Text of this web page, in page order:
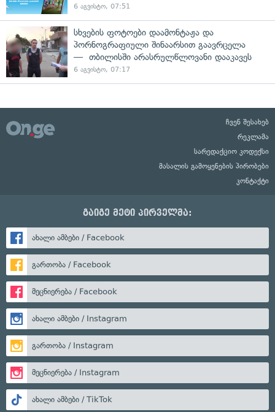
6 აგვისტო, 07:51
სხვების ფოტოები დაამონტაჟა და
პორნოგრაფიული შინაარსით გაავრცელა
— თბილისში არასრულწლოვანი დააკავეს
6 აგვისტო, 07:17
ჩვენ შესახებ
რეკლამა
სარედაქციო კოდექსი
მასალის გამოყენების პირობები
კონტაქტი
გაიგე მეტი პირველმა:
ახალი ამბები / Facebook
გართობა / Facebook
მეცნიერება / Facebook
ახალი ამბები / Instagram
გართობა / Instagram
მეცნიერება / Instagram
ახალი ამბები / TikTok